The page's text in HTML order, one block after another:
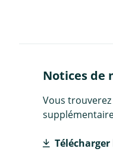
Notices de
Vous